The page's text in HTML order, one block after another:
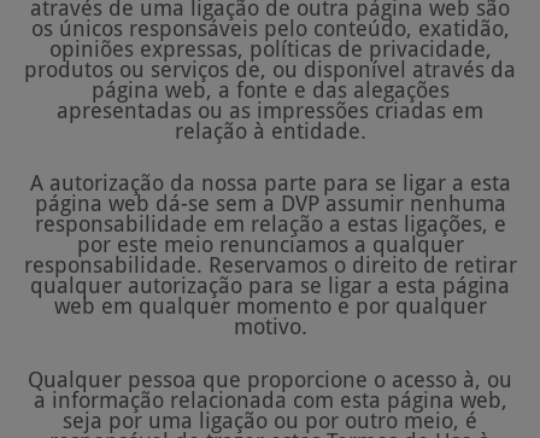
através de uma ligação de outra página web são
os únicos responsáveis pelo conteúdo, exatidão,
opiniões expressas, políticas de privacidade,
produtos ou serviços de, ou disponível através da
página web, a fonte e das alegações
apresentadas ou as impressões criadas em
relação à entidade.
A autorização da nossa parte para se ligar a esta
página web dá-se sem a DVP assumir nenhuma
responsabilidade em relação a estas ligações, e
por este meio renunciamos a qualquer
responsabilidade. Reservamos o direito de retirar
qualquer autorização para se ligar a esta página
web em qualquer momento e por qualquer
motivo.
Qualquer pessoa que proporcione o acesso à, ou
a informação relacionada com esta página web,
seja por uma ligação ou por outro meio, é